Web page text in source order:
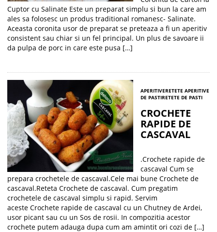
Cuptor cu Salinate Este un preparat simplu si bun la care am
ales sa folosesc un produs traditional romanesc- Salinate.
Aceasta coronita usor de preparat se preteaza a fi un aperitiv
consistent sau chiar si un fel principal. Un plus de savoare ii
da pulpa de porc in care este pusa […]
APERITIVERETETE APERITIVE
DE PASTIRETETE DE PASTI
CROCHETE
RAPIDE DE
CASCAVAL
.Crochete rapide de
cascaval Cum se
prepara crochetele de cascaval.Cele mai bune Crochete de
cascaval.Reteta Crochete de cascaval. Cum pregatim
crochetele de cascaval simplu si rapid. Servim
aceste Crochete rapide de cascaval cu un Chutney de Ardei,
usor picant sau cu un Sos de rosii. In compozitia acestor
crochete putem adauga dupa cum am amintit ori cozi de […]